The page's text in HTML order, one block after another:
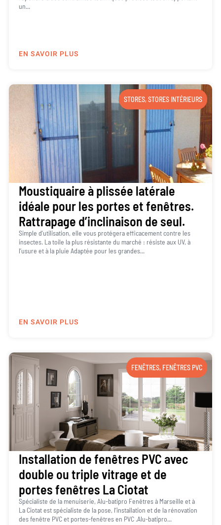
un...
EN SAVOIR PLUS
STORES,STORES INTÉRIEURS
Moustiquaire à plissée latérale
idéale pour les portes et fenêtres.
Rattrapage d’inclinaison de seul.
Simple d’utilisation, elle vous protégera efficacement contre les
insectes. La toile la plus résistante du marché : résiste aux UV, à
l’usure et à la pluie Adaptée pour les grandes...
EN SAVOIR PLUS
FENÊTRES, FENÊTRES PVC
Installation de fenêtres PVC avec
double ou triple vitrage et de
portes fenêtres La Ciotat
Spécialiste de la menuiserie, Alu-batipro Fenêtres à Marseille et à
La Ciotat est spécialiste de la pose, l’installation et de la rénovation
des fenêtre PVC et portes-fenêtres en PVC .Alu-batipro...